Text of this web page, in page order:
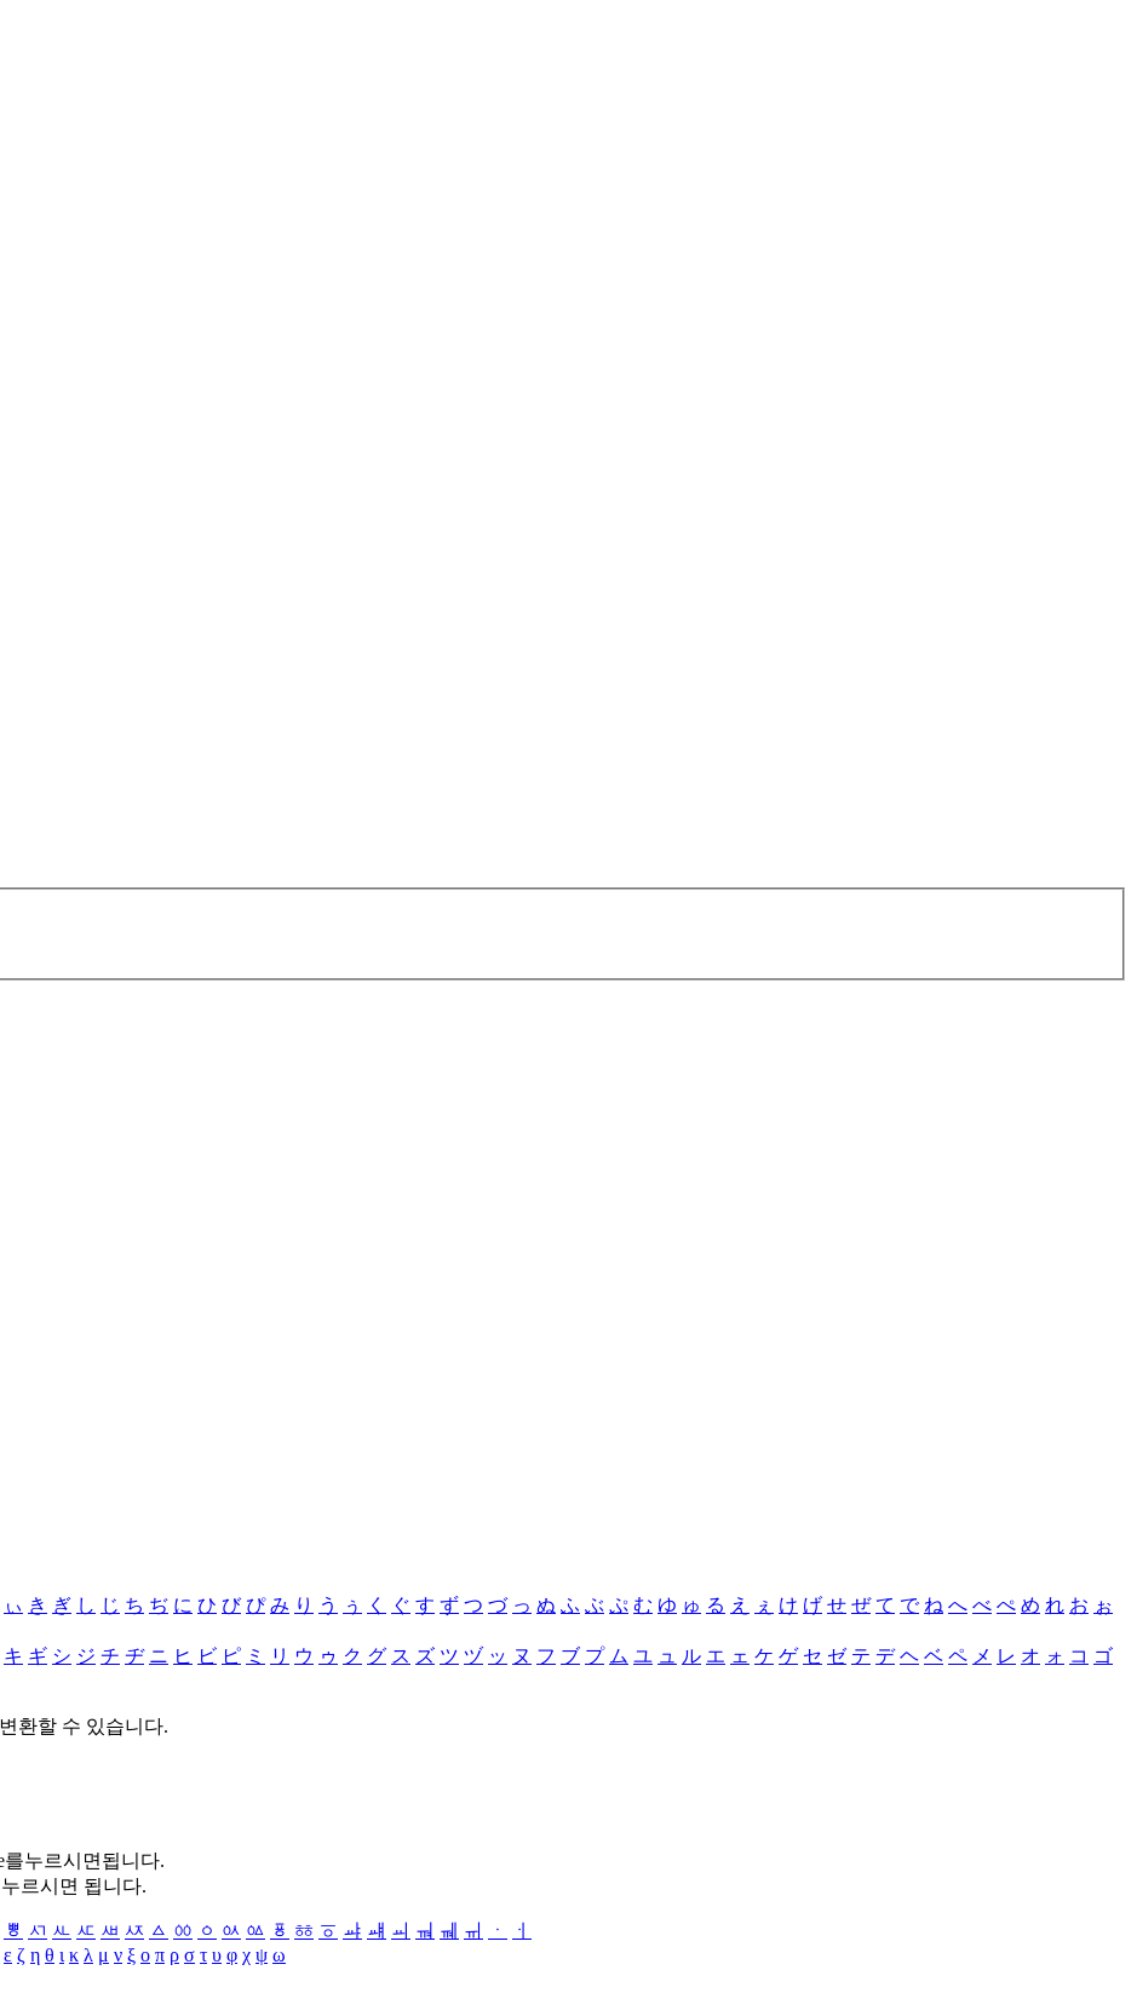
ぃ き ぎ し じ ち ぢ に ひ び ぴ み り う ぅ く ぐ す ず つ づ っ ぬ ふ ぶ ぷ む ゆ ゅ る え ぇ け げ せ ぜ て で ね へ べ ぺ め れ お ぉ
キ ギ シ ジ チ ヂ ニ ヒ ビ ピ ミ リ ウ ゥ ク グ ス ズ ツ ヅ ッ ヌ フ ブ プ ム ユ ュ ル エ ェ ケ ゲ セ ゼ テ デ ヘ ベ ペ メ レ オ ォ コ ゴ
환할 수 있습니다.
를누르시면됩니다.
르시면 됩니다.
ㅹ ㅺ ㅻ ㅼ ㅽ ㅾ ㅿ ㆀ ㆁ ㆂ ㆃ ㆄ ㆅ ㆆ ㆇ ㆈ ㆉ ㆊ ㆋ ㆌ ㆍ
ㆎ
ε ζ η θ ι κ λ μ ν ξ ο π ρ σ τ υ φ χ ψ ω